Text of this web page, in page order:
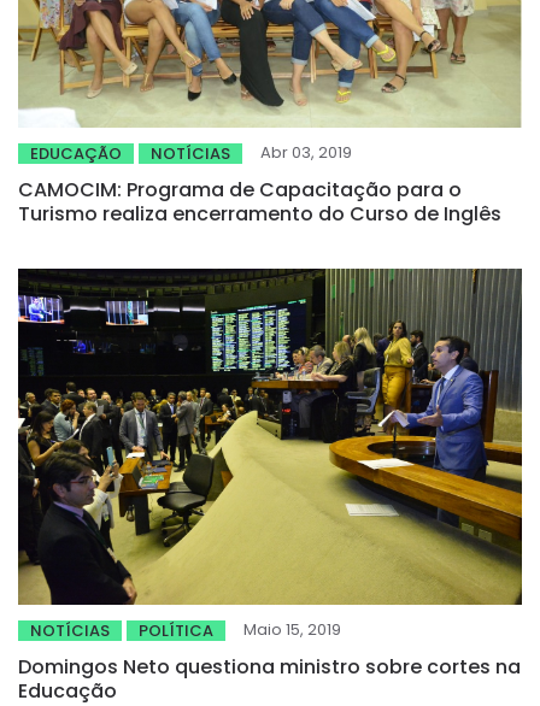
EDUCAÇÃO NOTÍCIAS Abr 03, 2019
CAMOCIM: Programa de Capacitação para o
Turismo realiza encerramento do Curso de Inglês
NOTÍCIAS POLÍTICA Maio 15, 2019
Domingos Neto questiona ministro sobre cortes na
Educação